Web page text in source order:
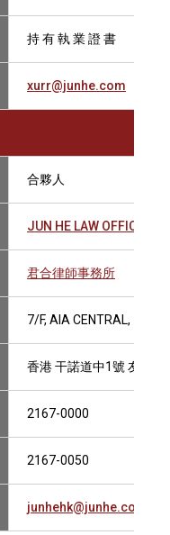
持 有 執 業 證 書
xurr@junhe.com
合夥人
JUN HE LAW OFFICES
君合律師事務所
7/F, AIA CENTRAL, 1
香港 干諾道中1號 友邦金
2167-0000
2167-0050
junhehk@junhe.com